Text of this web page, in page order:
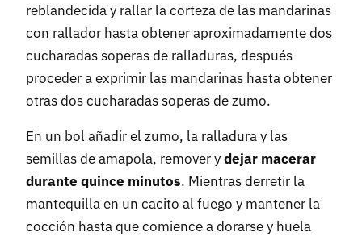
reblandecida y rallar la corteza de las mandarinas
con rallador hasta obtener aproximadamente dos
cucharadas soperas de ralladuras, después
proceder a exprimir las mandarinas hasta obtener
otras dos cucharadas soperas de zumo.
En un bol añadir el zumo, la ralladura y las
semillas de amapola, remover ydejar macerar
durante quince minutos. Mientras derretir la
mantequilla en un cacito al fuego y mantener la
cocción hasta que comience a dorarse y huela